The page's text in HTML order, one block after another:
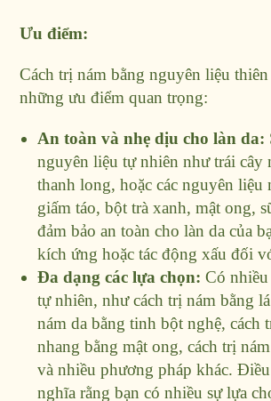
Ưu điểm:
Cách trị nám bằng nguyên liệu
những ưu điểm quan trọng:
An toàn và nhẹ dịu cho làn da:
nguyên liệu tự nhiên như trái cây
thanh long, hoặc các nguyên liệu
giấm táo, bột trà xanh, mật ong,
đảm bảo an toàn cho làn da của
kích ứng hoặc tác động xấu đối
Đa dạng các lựa chọn:Có nhiều
tự nhiên, như cách trị nám bằng
nám da bằng tinh bột nghệ, cách
nhang bằng mật ong, cách trị
và nhiều phương pháp khác.
nghĩa rằng bạn có nhiều sự lựa